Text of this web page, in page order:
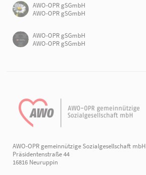
AWO-OPR gSGmbH
AWO-OPR gSGmbH
AWO-OPR gSGmbH
AWO-OPR gSGmbH
AWO-OPR gemeinnützige Sozialgesellschaft mbH
Präsidentenstraße 44
16816 Neuruppin